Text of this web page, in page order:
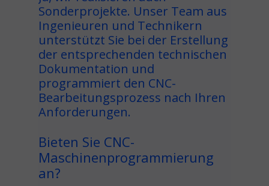
Sonderprojekte. Unser Team aus
Ingenieuren und Technikern
unterstützt Sie bei der Erstellung
der entsprechenden technischen
Dokumentation und
programmiert den CNC-
Bearbeitungsprozess nach Ihren
Anforderungen.
Bieten Sie CNC-
Maschinenprogrammierung
an?